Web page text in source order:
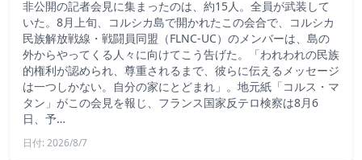
非公開の記者会見に集まったのは、約15人。全員が武装して
いた。8月上旬、コルシカ島で開かれたこの会合で、コルシカ
民族解放戦線・戦闘員同盟（FLNC-UC）のメンバーは、島の
外からやってくる人々に向けてこう告げた。「われわれの民族
的権利が認められ、尊重されるまで、彼らに伝えるメッセージ
は一つしかない。自分の家にとどまれ」。地元紙「コルス・マ
タン」がこの会見を報じ、フランス国家反テロ検察は8月6
日、予…
日付: 2026/8/7